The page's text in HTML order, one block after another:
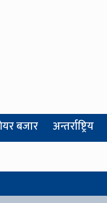
बजार अन्तर्राष्ट्रिय